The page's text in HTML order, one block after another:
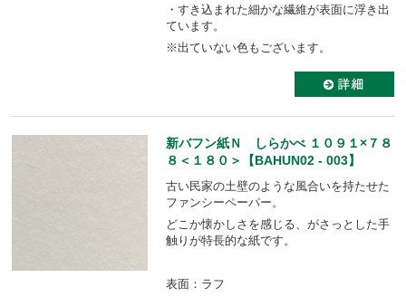
・すき込まれた細かな繊維が表面に浮き出
ています。
※出ていない色もございます。
新バフン紙Ｎ しらかべ １０９１×７８
８＜１８０＞【BAHUN02 - 003】
古い民家の土壁のような風合いを持たせた
ファンシーペーパー。
どこか懐かしさを感じる、がさっとした手
触りが特長的な紙です。
表面：ラフ